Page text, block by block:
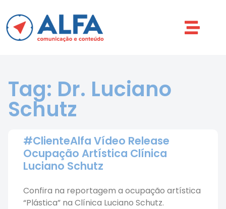
Tag: Dr. Luciano
Schutz
#ClienteAlfa Vídeo Release
Ocupação Artística Clínica
Luciano Schutz
Confira na reportagem a ocupação artística
“Plástica” na Clínica Luciano Schutz.